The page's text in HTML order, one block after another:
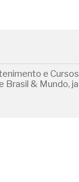
e
Brasil & Mundo,